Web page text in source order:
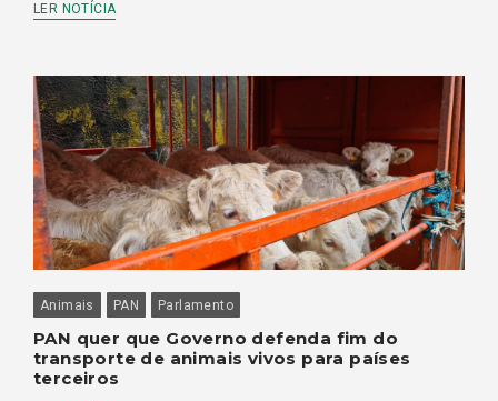
LER NOTÍCIA
Animais PAN Parlamento
PAN quer que Governo defenda fim do
transporte de animais vivos para países
terceiros